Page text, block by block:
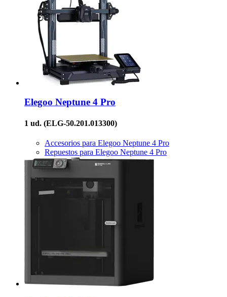
Elegoo Neptune 4 Pro
1 ud. (ELG-50.201.013300)
Accesorios para Elegoo Neptune 4 Pro
Repuestos para Elegoo Neptune 4 Pro